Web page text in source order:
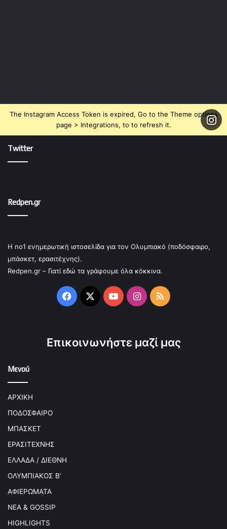
The Instagram Access Token is expired, Go to the Theme options
page > Integrations, to to refresh it.
Twitter
Redpen.gr
Η no1 ενημερωτική ιστοσελίδα για τον Ολυμπιακό (ποδόσφαιρο,
μπάσκετ, ερασιτέχνης).
Redpen.gr – Γιατί εδώ τα γράφουμε όλα κόκκινα.
Facebook
X YouTubeInstagram
RSS
Επικοινωνήστε μαζί μας
Μενού
ΑΡΧΙΚΗ
ΠΟΔΟΣΦΑΙΡΟ
ΜΠΑΣΚΕΤ
ΕΡΑΣΙΤΕΧΝΗΣ
ΕΛΛΑΔΑ / ΔΙΕΘΝΗ
ΟΛΥΜΠΙΑΚΟΣ Β’
ΑΦΙΕΡΩΜΑΤΑ
ΝΕΑ & GOSSIP
HIGHLIGHTS